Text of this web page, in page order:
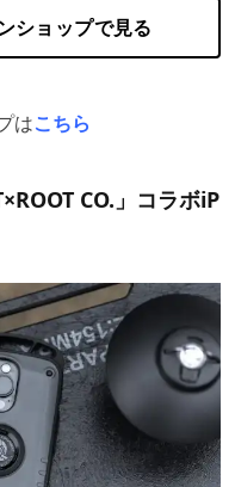
ショップで見る
はこちら
CO.」コラボiP